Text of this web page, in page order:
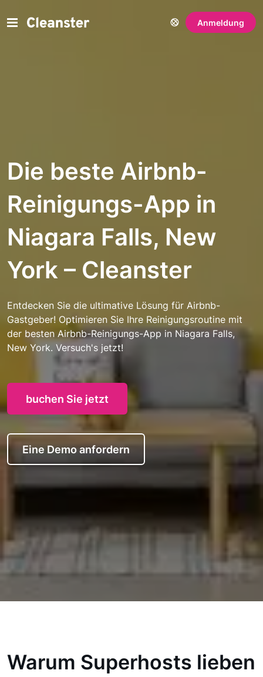
Anmeldung
Die beste Airbnb-
Reinigungs-App in
Niagara Falls, New
York – Cleanster
Entdecken Sie die ultimative Lösung für Airbnb-
Gastgeber! Optimieren Sie Ihre Reinigungsroutine mit
der besten Airbnb-Reinigungs-App in Niagara Falls,
New York. Versuch's jetzt!
buchen Sie jetzt
Eine Demo anfordern
Warum Superhosts lieben